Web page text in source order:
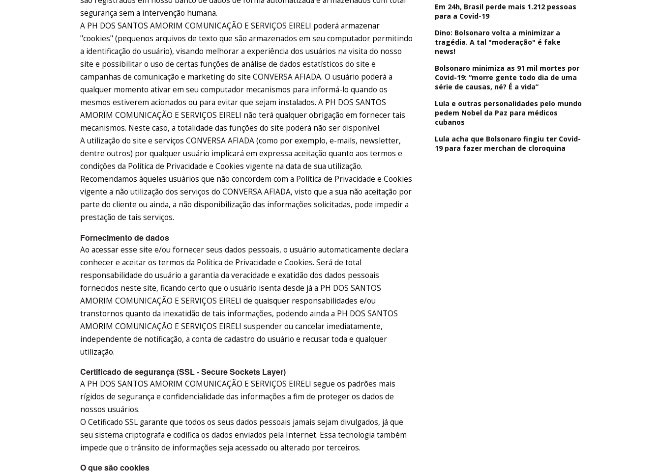
segurança sem a intervenção humana.
A PH DOS SANTOS AMORIM COMUNICAÇÃO E SERVIÇOS EIRELI poderá armazenar
"cookies" (pequenos arquivos de texto que são armazenados em seu computador permitindo
a identificação do usuário), visando melhorar a experiência dos usuários na visita do nosso
site e possibilitar o uso de certas funções de análise de dados estatísticos do site e
campanhas de comunicação e marketing do site CONVERSA AFIADA. O usuário poderá a
qualquer momento ativar em seu computador mecanismos para informá-lo quando os
mesmos estiverem acionados ou para evitar que sejam instalados. A PH DOS SANTOS
AMORIM COMUNICAÇÃO E SERVIÇOS EIRELI não terá qualquer obrigação em fornecer tais
mecanismos. Neste caso, a totalidade das funções do site poderá não ser disponível.
A utilização do site e serviços CONVERSA AFIADA (como por exemplo, e-mails, newsletter,
dentre outros) por qualquer usuário implicará em expressa aceitação quanto aos termos e
condições da Política de Privacidade e Cookies vigente na data de sua utilização.
Recomendamos àqueles usuários que não concordem com a Política de Privacidade e Cookies
vigente a não utilização dos serviços do CONVERSA AFIADA, visto que a sua não aceitação por
parte do cliente ou ainda, a não disponibilização das informações solicitadas, pode impedir a
prestação de tais serviços.
Fornecimento de dados
Ao acessar esse site e/ou fornecer seus dados pessoais, o usuário automaticamente declara
conhecer e aceitar os termos da Política de Privacidade e Cookies. Será de total
responsabilidade do usuário a garantia da veracidade e exatidão dos dados pessoais
fornecidos neste site, ficando certo que o usuário isenta desde já a PH DOS SANTOS
AMORIM COMUNICAÇÃO E SERVIÇOS EIRELI de quaisquer responsabilidades e/ou
transtornos quanto da inexatidão de tais informações, podendo ainda a PH DOS SANTOS
AMORIM COMUNICAÇÃO E SERVIÇOS EIRELI suspender ou cancelar imediatamente,
independente de notificação, a conta de cadastro do usuário e recusar toda e qualquer
utilização.
Certificado de segurança (SSL - Secure Sockets Layer)
A PH DOS SANTOS AMORIM COMUNICAÇÃO E SERVIÇOS EIRELI segue os padrões mais
rígidos de segurança e confidencialidade das informações a fim de proteger os dados de
nossos usuários.
O Cetificado SSL garante que todos os seus dados pessoais jamais sejam divulgados, já que
seu sistema criptografa e codifica os dados enviados pela Internet. Essa tecnologia também
impede que o trânsito de informações seja acessado ou alterado por terceiros.
O que são cookies
Em 24h, Brasil perde mais 1.212 pessoas
para a Covid-19
Dino: Bolsonaro volta a minimizar a
tragédia. A tal "moderação" é fake
news!
Bolsonaro minimiza as 91 mil mortes por
Covid-19: “morre gente todo dia de uma
série de causas, né? É a vida”
Lula e outras personalidades pelo mundo
pedem Nobel da Paz para médicos
cubanos
Lula acha que Bolsonaro fingiu ter Covid-
19 para fazer merchan de cloroquina